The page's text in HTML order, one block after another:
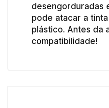
desengorduradas
pode atacar a
plástico. Antes da
compatibilidade!